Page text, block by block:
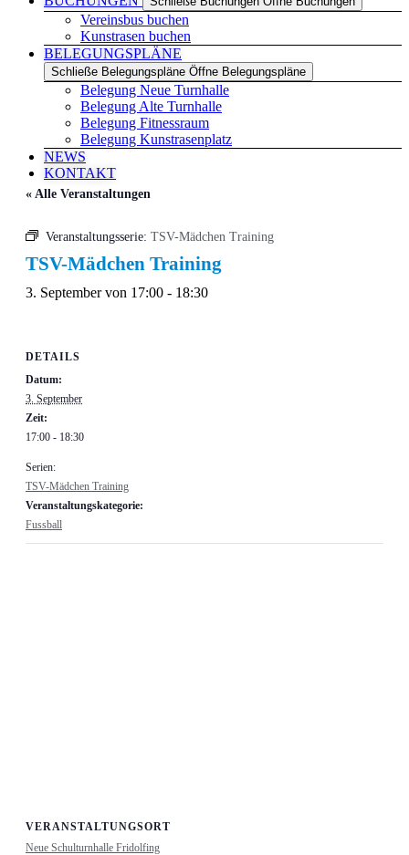
Vereinsbus buchen
Kunstrasen buchen
BELEGUNGSPLÄNE
Schließe Belegungspläne Öffne Belegungspläne
Belegung Neue Turnhalle
Belegung Alte Turnhalle
Belegung Fitnessraum
Belegung Kunstrasenplatz
NEWS
KONTAKT
« Alle Veranstaltungen
Veranstaltungsserie: TSV-Mädchen Training
TSV-Mädchen Training
3. September von 17:00 - 18:30
DETAILS
Datum:
3. September
Zeit:
17:00 - 18:30
Serien:
TSV-Mädchen Training
Veranstaltungskategorie:
Fussball
VERANSTALTUNGSORT
Neue Schulturnhalle Fridolfing